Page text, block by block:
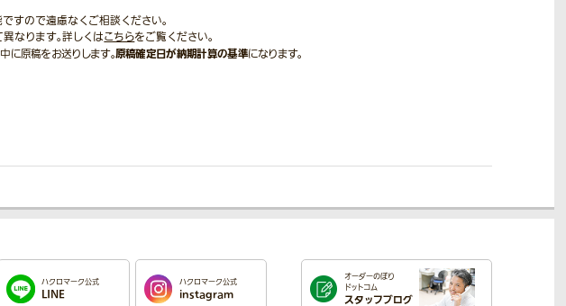
すので遠慮なくご相談ください。
なります。詳しくはこちらをご覧ください。
に原稿をお送りします。原稿確定日が納期計算の基準になります。
ハクロマーク公式
LINE
ハクロマーク公式
instagram
オーダーのぼり
ドットコム
スタッフブログ